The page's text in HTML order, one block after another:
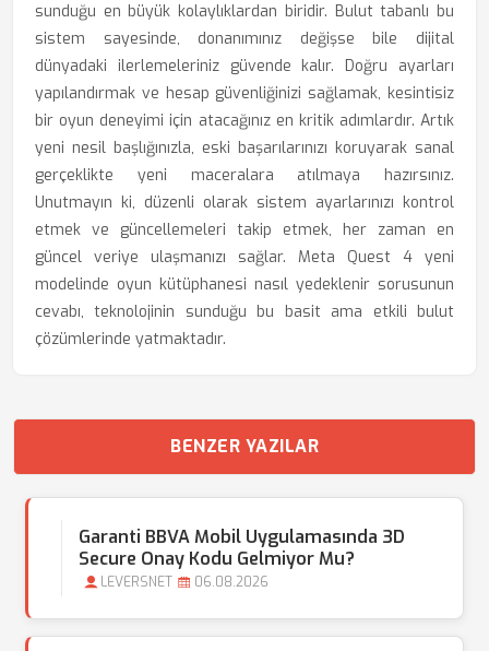
sunduğu en büyük kolaylıklardan biridir. Bulut tabanlı bu
sistem sayesinde, donanımınız değişse bile dijital
dünyadaki ilerlemeleriniz güvende kalır. Doğru ayarları
yapılandırmak ve hesap güvenliğinizi sağlamak, kesintisiz
bir oyun deneyimi için atacağınız en kritik adımlardır. Artık
yeni nesil başlığınızla, eski başarılarınızı koruyarak sanal
gerçeklikte yeni maceralara atılmaya hazırsınız.
Unutmayın ki, düzenli olarak sistem ayarlarınızı kontrol
etmek ve güncellemeleri takip etmek, her zaman en
güncel veriye ulaşmanızı sağlar. Meta Quest 4 yeni
modelinde oyun kütüphanesi nasıl yedeklenir sorusunun
cevabı, teknolojinin sunduğu bu basit ama etkili bulut
çözümlerinde yatmaktadır.
BENZER YAZILAR
Garanti BBVA Mobil Uygulamasında 3D
Secure Onay Kodu Gelmiyor Mu?
LEVERSNET 06.08.2026